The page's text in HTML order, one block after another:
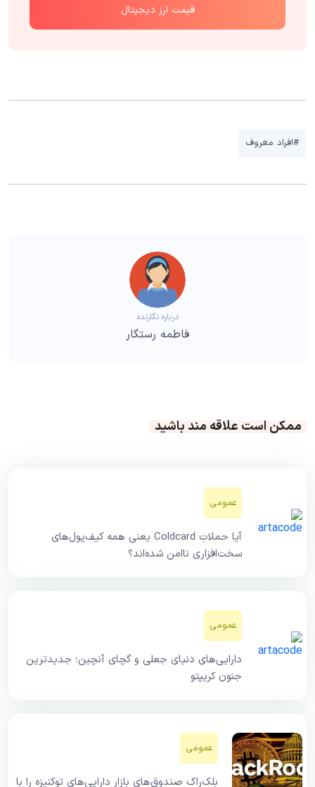
قیمت ارز دیجیتال
#افراد معروف
درباره نگارنده
فاطمه رستگار
ممکن است علاقه مند باشید
عمومی
آیا حملاتِ Coldcard یعنی همه کیف‌پول‌های
سخت‌افزاری ناامن شده‌اند؟
عمومی
دارایی‌های دنیای جعلی و گچای آنچین؛ جدیدترین
جنون کریپتو
عمومی
بلک‌راک صندوق‌های بازار دارایی‌های توکنیزه را با